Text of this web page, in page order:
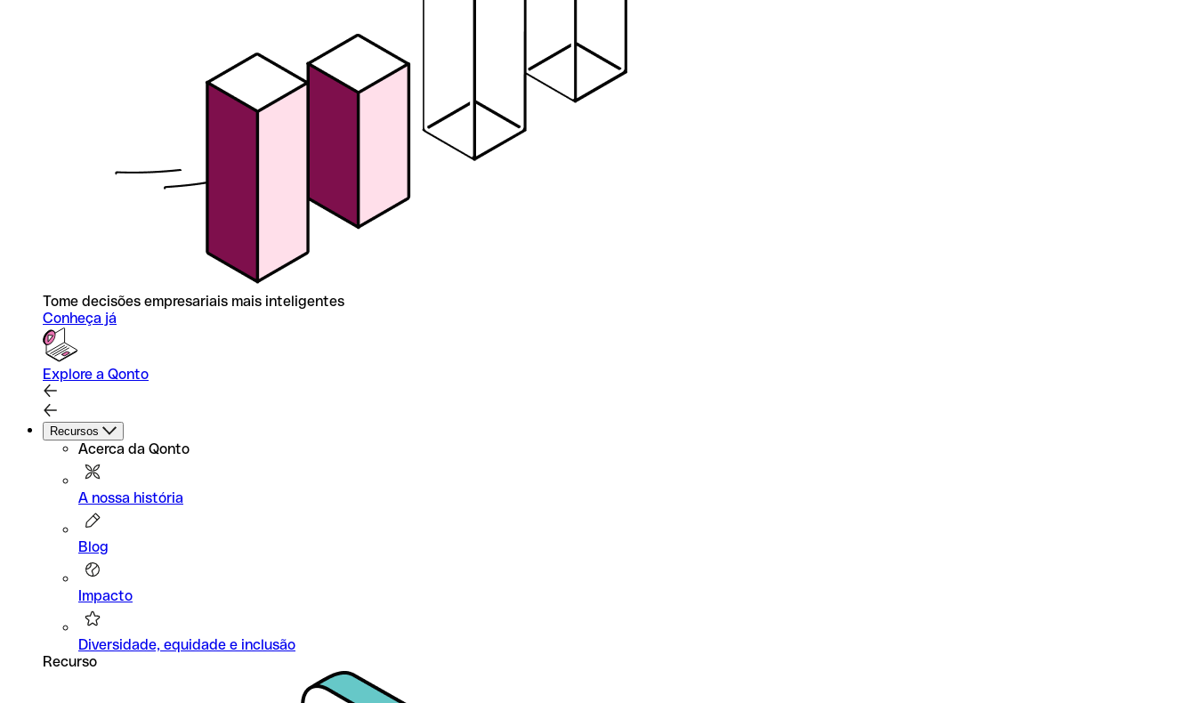
Tome decisões empresariais mais inteligentes
Conheça já
Explore a Qonto
Recursos
Acerca da Qonto
A nossa história
Blog
Impacto
Diversidade, equidade e inclusão
Recurso